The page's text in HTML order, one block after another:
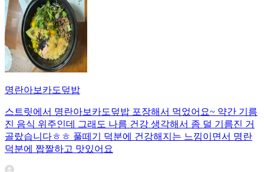
명란아보카도덮밥
스트릿에서 명란아보카도덮밥 포장해서 먹었어요~ 약간 기름
진 음식 위주인데 그래도 나름 건강 생각해서 좀 덜 기름진 거
골랐습니다ㅎㅎ 풀떼기 덕분에 건강해지는 느낌이면서 명란
덕분에 짭짤하고 맛있어요